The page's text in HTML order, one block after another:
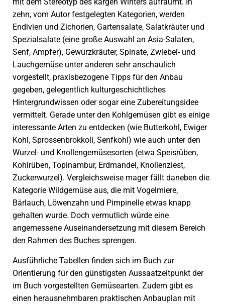
zehn, vom Autor festgelegten Kategorien, werden
Endivien und Zichorien, Gartensalate, Salatkräuter und
Spezialsalate (eine große Auswahl an Asia-Salaten,
Senf, Ampfer), Gewürzkräuter, Spinate, Zwiebel- und
Lauchgemüse unter anderen sehr anschaulich
vorgestellt, praxisbezogene Tipps für den Anbau
gegeben, gelegentlich kulturgeschichtliches
Hintergrundwissen oder sogar eine Zubereitungsidee
vermittelt. Gerade unter den Kohlgemüsen gibt es einige
interessante Arten zu entdecken (wie Butterkohl, Ewiger
Kohl, Sprossenbrokkoli, Senfkohl) wie auch unter den
Wurzel- und Knollengemüsesorten (etwa Speisrüben,
Kohlrüben, Topinambur, Erdmandel, Knollenziest,
Zuckerwurzel). Vergleichsweise mager fällt daneben die
Kategorie Wildgemüse aus, die mit Vogelmiere,
Bärlauch, Löwenzahn und Pimpinelle etwas knapp
gehalten wurde. Doch vermutlich würde eine
angemessene Auseinandersetzung mit diesem Bereich
den Rahmen des Buches sprengen.
Ausführliche Tabellen finden sich im Buch zur
Orientierung für den günstigsten Aussaatzeitpunkt der
im Buch vorgestellten Gemüsearten. Zudem gibt es
einen herausnehmbaren praktischen Anbauplan mit